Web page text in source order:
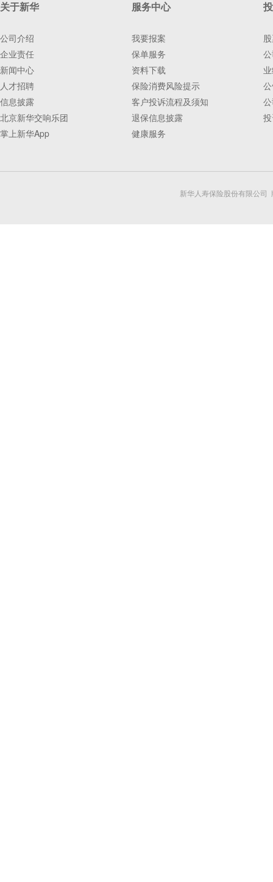
关于新华
公司介绍
企业责任
新闻中心
人才招聘
信息披露
北京新华交响乐团
掌上新华App
服务中心
我要报案
保单服务
资料下载
保险消费风险提示
客户投诉流程及须知
退保信息披露
健康服务
新华人寿保险股份有限公